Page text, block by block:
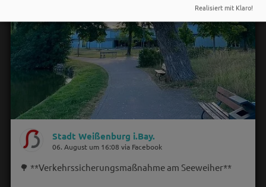
Stadt Weißenburg i.Bay.
06. August um 16:08 via Facebook
🌳 **Verkehrssicherungsmaßnahme am Seeweiher**
Realisiert mit Klaro!